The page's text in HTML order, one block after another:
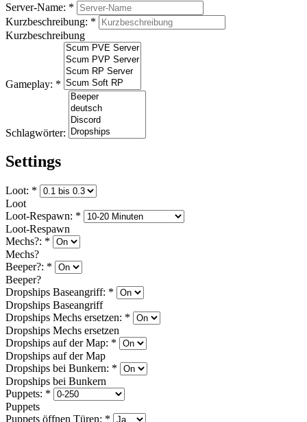
Server-Name: *
Kurzbeschreibung: *
Kurzbeschreibung
Gameplay: *
Schlagwörter:
Settings
Loot: *
Loot
Loot-Respawn: *
Loot-Respawn
Mechs?: *
Mechs?
Beeper?: *
Beeper?
Dropships Baseangriff: *
Dropships Baseangriff
Dropships Mechs ersetzen: *
Dropships Mechs ersetzen
Dropships auf der Map: *
Dropships auf der Map
Dropships bei Bunkern: *
Dropships bei Bunkern
Puppets: *
Puppets
Puppets öffnen Türen: *